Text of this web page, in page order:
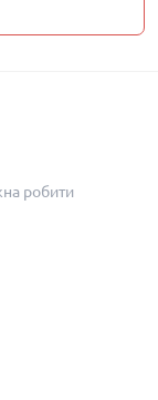
робити